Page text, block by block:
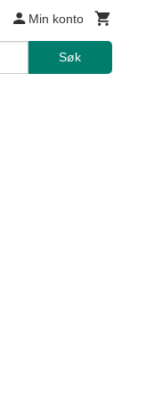
Min konto
Søk